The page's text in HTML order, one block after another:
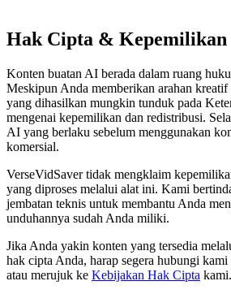
Hak Cipta & Kepemilikan
Konten buatan AI berada dalam ruang
Meskipun Anda memberikan arahan
yang dihasilkan mungkin tunduk pada
mengenai kepemilikan dan redistribusi.
AI yang berlaku sebelum menggunakan
komersial.
VerseVidSaver tidak mengklaim
yang diproses melalui alat ini. Kami
jembatan teknis untuk membantu Anda
unduhannya sudah Anda miliki.
Jika Anda yakin konten yang tersedia
hak cipta Anda, harap segera hubungi kami
atau merujuk ke Kebijakan Hak Cipta kami.